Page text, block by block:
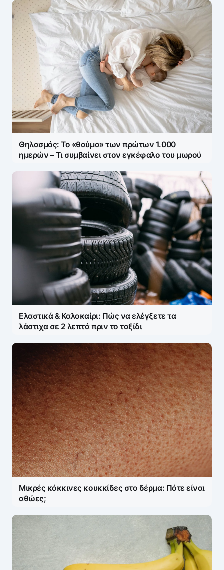
Θηλασμός: Το «θαύμα» των πρώτων 1.000
ημερών – Τι συμβαίνει στον εγκέφαλο του μωρού
Ελαστικά & Καλοκαίρι: Πώς να ελέγξετε τα
λάστιχα σε 2 λεπτά πριν το ταξίδι
Μικρές κόκκινες κουκκίδες στο δέρμα: Πότε είναι
αθώες;